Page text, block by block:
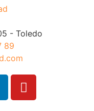
- Toledo
89